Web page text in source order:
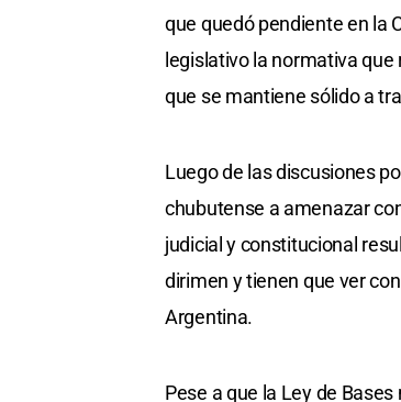
que quedó pendiente en la
legislativo la normativa
que se mantiene sólido a
Luego de las discusiones
chubutense a amenazar
judicial y constitucional
dirimen y tienen que ver
Argentina.
Pese a que la Ley de